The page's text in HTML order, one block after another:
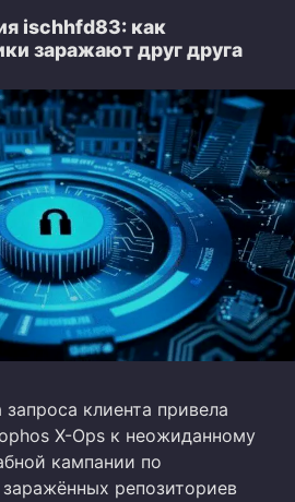
ischhfd83: как
заражают друг друга
клиента привела
X-Ops к неожиданному
кампании по
репозиториев